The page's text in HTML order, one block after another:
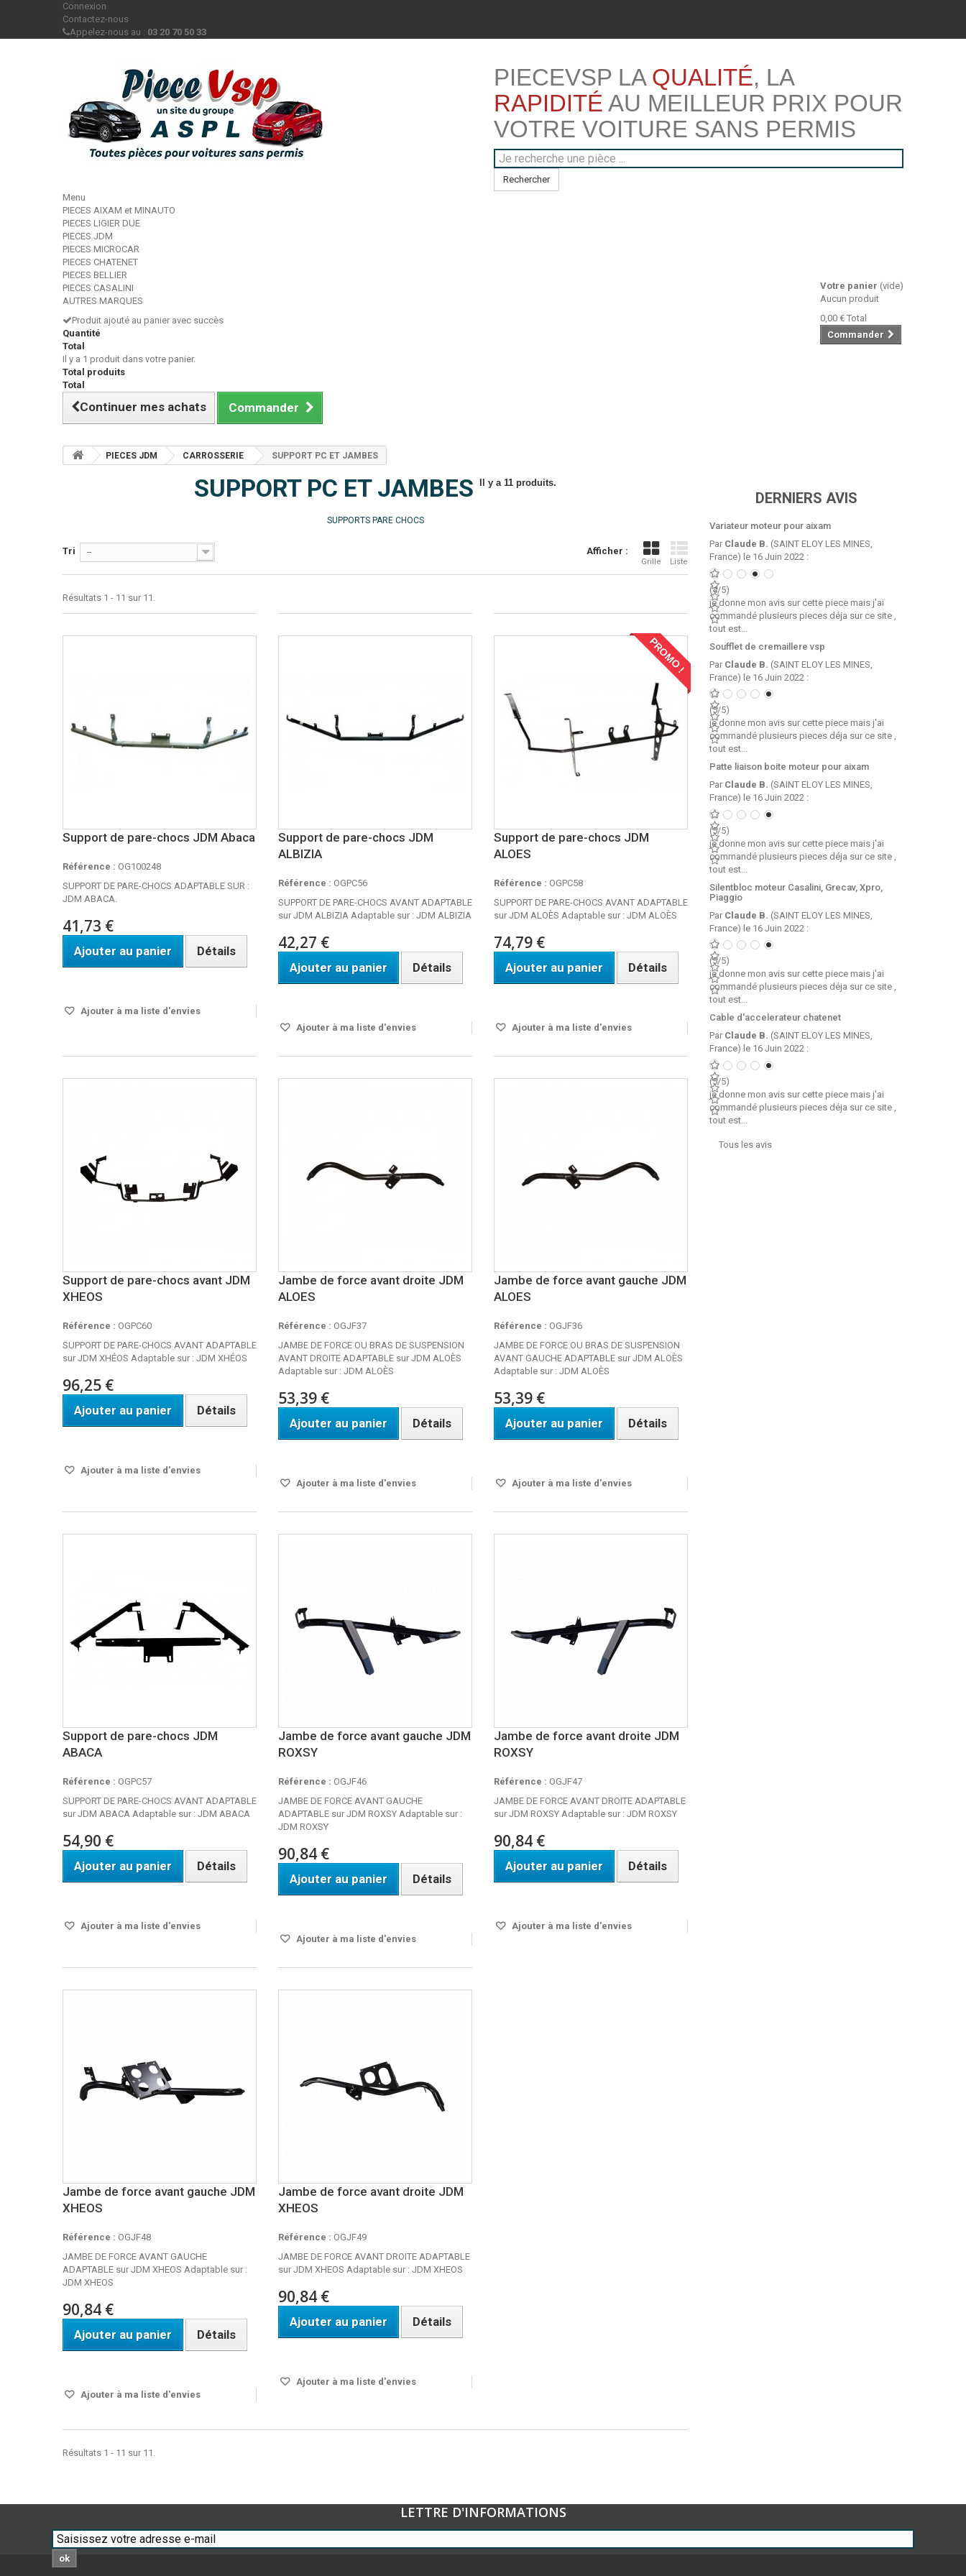
Connexion
Contactez-nous
Appelez-nous au : 03 20 70 50 33
PIECEVSP LA QUALITÉ, LA
RAPIDITÉ AU MEILLEUR PRIX POUR
VOTRE VOITURE SANS PERMIS
Rechercher
Menu
PIECES AIXAM et MINAUTO
PIECES LIGIER DUE
PIECES JDM
PIECES MICROCAR
PIECES CHATENET
PIECES BELLIER
PIECES CASALINI
AUTRES MARQUES
Votre panier (vide)
Aucun produit
0,00 € Total
Commander
Produit ajouté au panier avec succès
Quantité
Total
Il y a 1 produit dans votre panier.
Total produits
Total
Continuer mes achats Commander
PIECES JDM CARROSSERIE SUPPORT PC ET JAMBES
SUPPORT PC ET JAMBES Il y a 11 produits.
SUPPORTS PARE CHOCS
Afficher :
Grille Liste
Tri --
Résultats 1 - 11 sur 11.
Support de pare-chocs JDM Abaca
Référence : OG100248
SUPPORT DE PARE-CHOCS ADAPTABLE SUR :
JDM ABACA.
41,73 €
Ajouter au panier Détails
Ajouter à ma liste d'envies
Support de pare-chocs JDM
ALBIZIA
Référence : OGPC56
SUPPORT DE PARE-CHOCS AVANT ADAPTABLE
sur JDM ALBIZIA Adaptable sur : JDM ALBIZIA
42,27 €
Ajouter au panier Détails
Ajouter à ma liste d'envies
PROMO !
Support de pare-chocs JDM
ALOES
Référence : OGPC58
SUPPORT DE PARE-CHOCS AVANT ADAPTABLE
sur JDM ALOÈS Adaptable sur : JDM ALOÈS
74,79 €
Ajouter au panier Détails
Ajouter à ma liste d'envies
Support de pare-chocs avant JDM
XHEOS
Référence : OGPC60
SUPPORT DE PARE-CHOCS AVANT ADAPTABLE
sur JDM XHÉOS Adaptable sur : JDM XHÉOS
96,25 €
Ajouter au panier Détails
Ajouter à ma liste d'envies
Jambe de force avant droite JDM
ALOES
Référence : OGJF37
JAMBE DE FORCE OU BRAS DE SUSPENSION
AVANT DROITE ADAPTABLE sur JDM ALOÈS
Adaptable sur : JDM ALOÈS
53,39 €
Ajouter au panier Détails
Ajouter à ma liste d'envies
Jambe de force avant gauche JDM
ALOES
Référence : OGJF36
JAMBE DE FORCE OU BRAS DE SUSPENSION
AVANT GAUCHE ADAPTABLE sur JDM ALOÈS
Adaptable sur : JDM ALOÈS
53,39 €
Ajouter au panier Détails
Ajouter à ma liste d'envies
Support de pare-chocs JDM
ABACA
Référence : OGPC57
SUPPORT DE PARE-CHOCS AVANT ADAPTABLE
sur JDM ABACA Adaptable sur : JDM ABACA
54,90 €
Ajouter au panier Détails
Ajouter à ma liste d'envies
Jambe de force avant gauche JDM
ROXSY
Référence : OGJF46
JAMBE DE FORCE AVANT GAUCHE
ADAPTABLE sur JDM ROXSY Adaptable sur :
JDM ROXSY
90,84 €
Ajouter au panier Détails
Ajouter à ma liste d'envies
Jambe de force avant droite JDM
ROXSY
Référence : OGJF47
JAMBE DE FORCE AVANT DROITE ADAPTABLE
sur JDM ROXSY Adaptable sur : JDM ROXSY
90,84 €
Ajouter au panier Détails
Ajouter à ma liste d'envies
Jambe de force avant gauche JDM
XHEOS
Référence : OGJF48
JAMBE DE FORCE AVANT GAUCHE
ADAPTABLE sur JDM XHEOS Adaptable sur :
JDM XHEOS
90,84 €
Ajouter au panier Détails
Ajouter à ma liste d'envies
Jambe de force avant droite JDM
XHEOS
Référence : OGJF49
JAMBE DE FORCE AVANT DROITE ADAPTABLE
sur JDM XHEOS Adaptable sur : JDM XHEOS
90,84 €
Ajouter au panier Détails
Ajouter à ma liste d'envies
Résultats 1 - 11 sur 11.
DERNIERS AVIS
Variateur moteur pour aixam
Par Claude B. (SAINT ELOY LES MINES,
France) le 16 Juin 2022 :
(4/5)
je donne mon avis sur cette piece mais j'ai
commandé plusieurs pieces déja sur ce site ,
tout est...
Soufflet de cremaillere vsp
Par Claude B. (SAINT ELOY LES MINES,
France) le 16 Juin 2022 :
(5/5)
je donne mon avis sur cette piece mais j'ai
commandé plusieurs pieces déja sur ce site ,
tout est...
Patte liaison boite moteur pour aixam
Par Claude B. (SAINT ELOY LES MINES,
France) le 16 Juin 2022 :
(5/5)
je donne mon avis sur cette piece mais j'ai
commandé plusieurs pieces déja sur ce site ,
tout est...
Silentbloc moteur Casalini, Grecav, Xpro,
Piaggio
Par Claude B. (SAINT ELOY LES MINES,
France) le 16 Juin 2022 :
(5/5)
je donne mon avis sur cette piece mais j'ai
commandé plusieurs pieces déja sur ce site ,
tout est...
Cable d'accelerateur chatenet
Par Claude B. (SAINT ELOY LES MINES,
France) le 16 Juin 2022 :
(5/5)
je donne mon avis sur cette piece mais j'ai
commandé plusieurs pieces déja sur ce site ,
tout est...
Tous les avis
LETTRE D'INFORMATIONS
ok